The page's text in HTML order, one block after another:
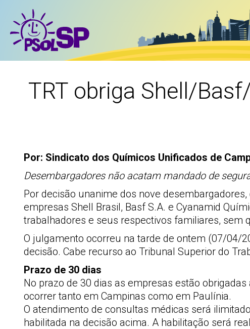
TRT obriga Shell/
Por: Sindicato dos Químicos Unificados de
Desembargadores não acatam mandado de
Por decisão unanime dos nove
empresas Shell Brasil, Basf S.A. e Cyanamid
trabalhadores e seus respectivos familiares, sem
O julgamento ocorreu na tarde de ontem (07/04/
decisão. Cabe recurso ao Tribunal Superior do
Prazo de 30 dias
No prazo de 30 dias as empresas estão
ocorrer tanto em Campinas como em Paulínia.
O atendimento de consultas médicas será
habilitada na decisão acima. A habilitação será